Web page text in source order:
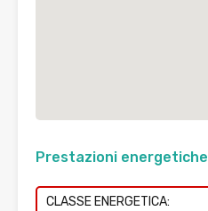
Prestazioni energetiche
CLASSE ENERGETICA: